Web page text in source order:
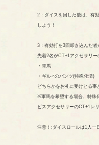
2：ダイスを回した後は、有
しよう！
3：有効打を3回叩き込んだ者
先着2名がCT+1アクセサリー
・軍馬
・ギル♂のパンツ(特殊化済)
どちらかをお礼に受けとる事
※軍馬を希望する場合、特殊
ビスアクセサリーのCT+1レ
注意！:ダイスロールは1人一